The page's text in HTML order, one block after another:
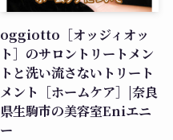
oggiotto［オッジィオッ
ト］のサロントリートメン
トと洗い流さないトリート
メント［ホームケア］|奈良
県生駒市の美容室Eniエニ
ー